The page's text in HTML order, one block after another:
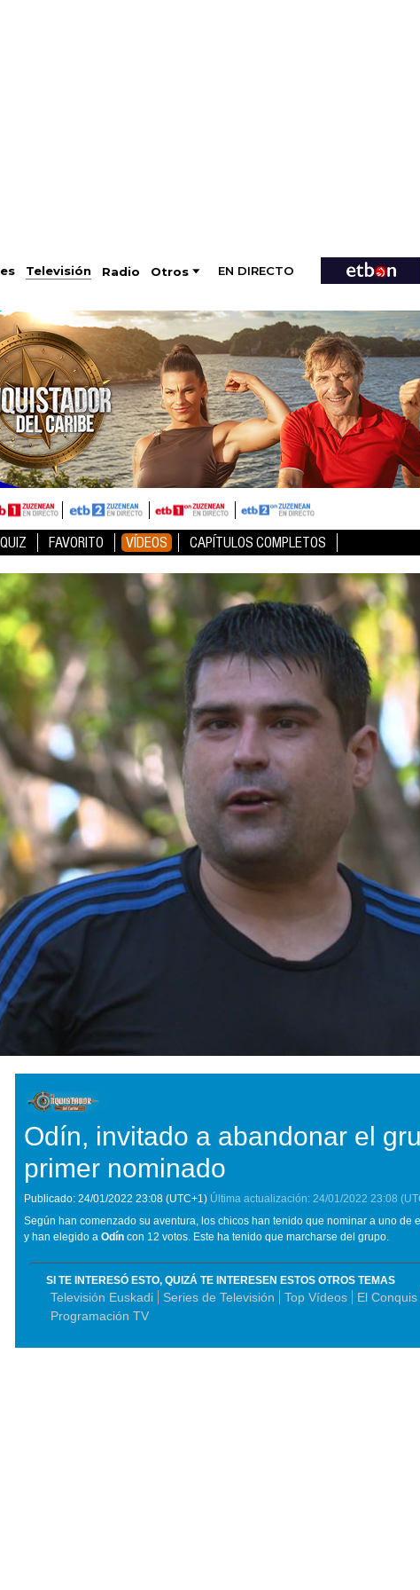
Televisión Radio Otros EN DIRECTO
QUIZ FAVORITO VÍDEOS CAPÍTULOS COMPLETOS
Odín, invitado a abandonar el
primer nominado
Publicado: 24/01/2022 23:08 (UTC+1) Última actualización: 24/01/2022 23:08
Según han comenzado su aventura, los chicos han tenido que nominar a uno de
y han elegido a Odín con 12 votos. Este ha tenido que marcharse del grupo.
SI TE INTERESÓ ESTO, QUIZÁ TE INTERESEN ESTOS OTROS TEMAS
Televisión Euskadi Series de Televisión Top Vídeos El Conquis
Programación TV